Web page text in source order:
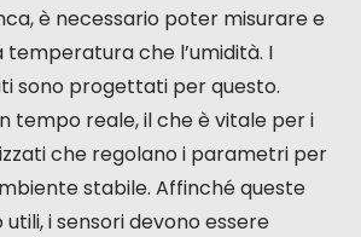
è necessario poter misurare e
che l’umidità. I
sono progettati per questo.
tempo reale, il che è vitale per i
che regolano i parametri per
stabile. Affinché queste
utili, i sensori devono essere